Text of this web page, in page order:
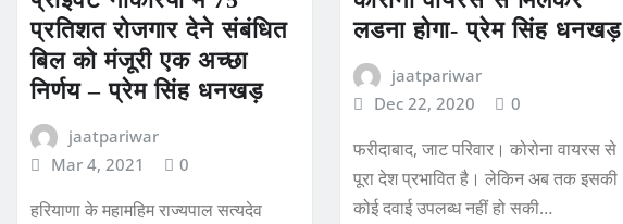
प्रतिशत रोजगार देने संबंधित
बिल को मंजूरी एक अच्छा
निर्णय – प्रेम सिंह धनखड़
jaatpariwar
Mar 4, 2021
0
हरियाणा के महामहिम राज्यपाल सत्यदेव
लडना होगा- प्रेम सिंह धनखड़
jaatpariwar
Dec 22, 2020
0
फरीदाबाद, जाट परिवार। कोरोना वायरस से
पूरा देश प्रभावित है। लेकिन अब तक इसकी
कोई दवाई उपलब्ध नहीं हो सकी…